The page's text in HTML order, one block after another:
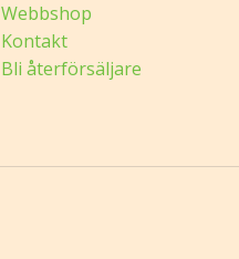
Webbshop
Kontakt
Bli återförsäljare